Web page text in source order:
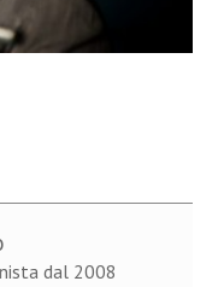
dal 2008